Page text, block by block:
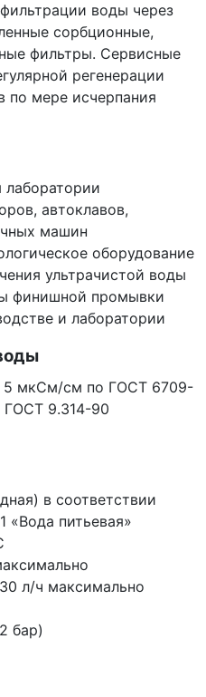
воды через
сорбционные,
фильтры. Сервисные
регенерации
по мере исчерпания
лаборатории
автоклавов,
машин
оборудование
ультрачистой воды
финишной промывки
и лаборатории
5 мкСм/см по ГОСТ 6709-
ГОСТ 9.314-90
) в соответствии
«Вода питьевая»
л/ч максимально
бар)